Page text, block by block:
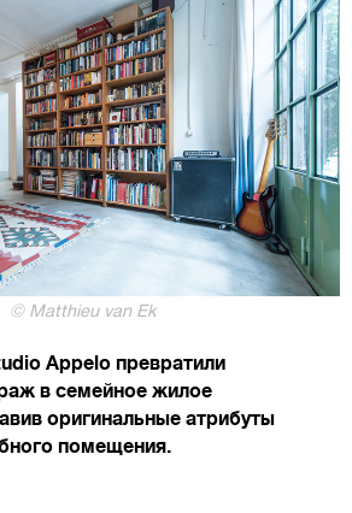
© Matthieu van Ek
Appelo превратили
в семейное жилое
оригинальные атрибуты
помещения.